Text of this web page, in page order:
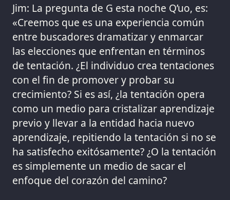
Jim: La pregunta de G esta noche Q’uo, es:
«Creemos que es una experiencia común
entre buscadores dramatizar y enmarcar
las elecciones que enfrentan en términos
de tentación. ¿El individuo crea tentaciones
con el fin de promover y probar su
crecimiento? Si es así, ¿la tentación opera
como un medio para cristalizar aprendizaje
previo y llevar a la entidad hacia nuevo
aprendizaje, repitiendo la tentación si no se
ha satisfecho exitósamente? ¿O la tentación
es simplemente un medio de sacar el
enfoque del corazón del camino?